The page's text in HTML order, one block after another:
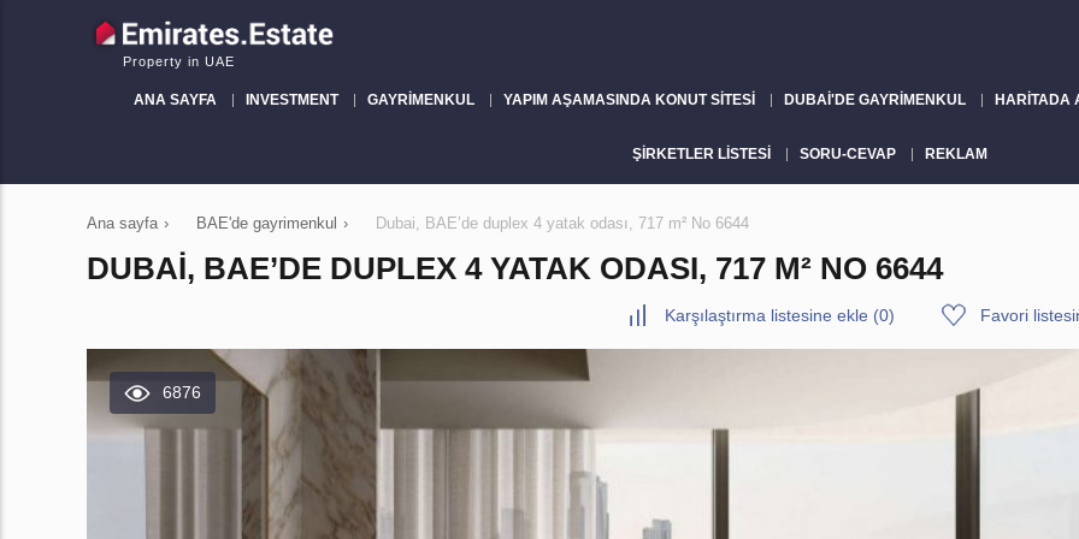
Property in UAE
ANA SAYFA INVESTMENT GAYRIMENKUL YAPIM AŞAMASINDA KONUT SITESI DUBAI'DE GAYRIMENKUL HARITADA
ŞIRKETLER LISTESI SORU-CEVAP REKLAM
Ana sayfa › BAE'de gayrimenkul › Dubai, BAE’de duplex 4 yatak odası, 717 m² No 6644
DUBAI, BAE’DE DUPLEX 4 YATAK ODASI, 717 M² NO 6644
Karşılaştırma listesine ekle (0) Favori
6876